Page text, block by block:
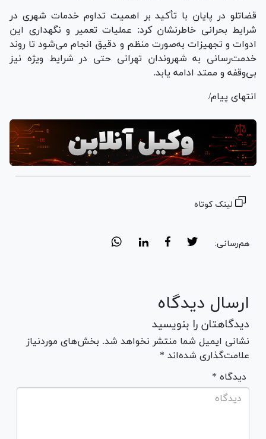
قضاتلو در پایان با تأکید بر اهمیت تداوم خدمات شهری در
شرایط بحرانی خاطرنشان کرد: عملیات تعمیر و نگهداری این
ادوات و تجهیزات به‌صورت منظم و دقیق انجام می‌شود تا روند
خدمت‌رسانی به شهروندان تهرانی حتی در شرایط ویژه نیز
بی‌وقفه و ممتد ادامه یابد.
انتهای پیام/
لینک کوتاه
هم‌رسانی:
ارسال دیدگاه
دیدگاهتان را بنویسید
نشانی ایمیل شما منتشر نخواهد شد. بخش‌های موردنیاز
علامت‌گذاری شده‌اند *
* دیدگاه